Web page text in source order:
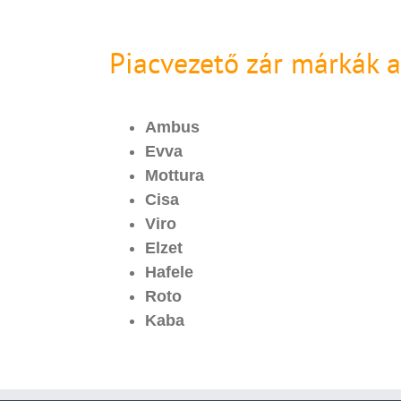
Piacvezető zár márkák
Ambus
Evva
Mottura
Cisa
Viro
Elzet
Hafele
Roto
Kaba